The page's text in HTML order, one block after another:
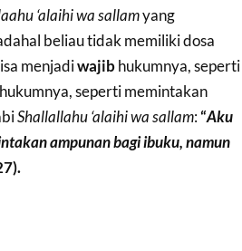
‘alaihi wa sallamyang
beliau tidak memiliki dosa
menjadiwajibhukumnya, seperti
seperti memintakan
Shallallahu ‘alaihi wa sallam:“Aku
ampunanbagiibuku,namun
.